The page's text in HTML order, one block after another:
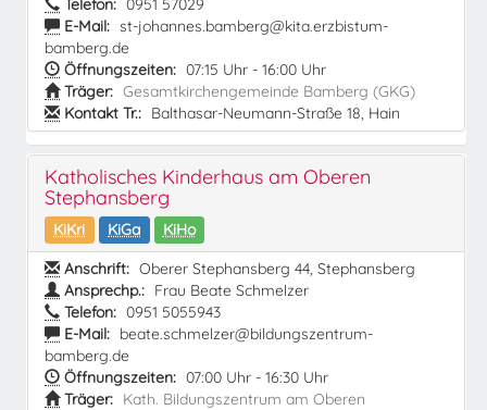
Telefon: 0951 57029
E-Mail: st-johannes.bamberg@kita.erzbistum-
bamberg.de
Öffnungszeiten: 07:15 Uhr - 16:00 Uhr
Träger: Gesamtkirchengemeinde Bamberg (GKG)
Kontakt Tr.: Balthasar-Neumann-Straße 18, Hain
Katholisches Kinderhaus am Oberen
Stephansberg
KiKri KiGa
KiHo
Anschrift: Oberer Stephansberg 44, Stephansberg
Ansprechp.: Frau Beate Schmelzer
Telefon: 0951 5055943
E-Mail: beate.schmelzer@bildungszentrum-
bamberg.de
Öffnungszeiten: 07:00 Uhr - 16:30 Uhr
Träger: Kath. Bildungszentrum am Oberen